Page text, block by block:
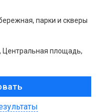
парки и скверы
Центральная площадь,